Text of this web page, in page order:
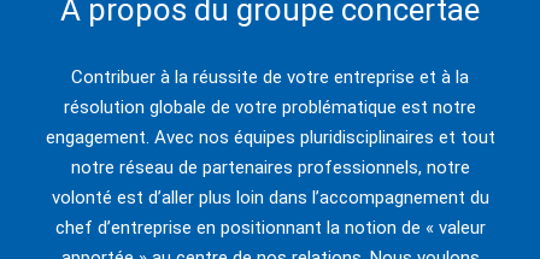
A propos du groupe concertae
Contribuer à la réussite de votre entreprise et à la
résolution globale de votre problématique est notre
engagement. Avec nos équipes pluridisciplinaires et tout
notre réseau de partenaires professionnels, notre
volonté est d’aller plus loin dans l’accompagnement du
chef d’entreprise en positionnant la notion de « valeur